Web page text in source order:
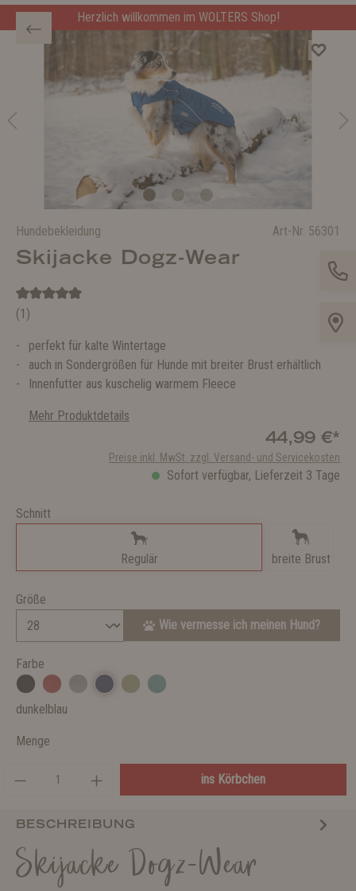
Herzlich willkommen im WOLTERS Shop!
Hundebekleidung Art-Nr. 56301
Skijacke Dogz-Wear
(1)
perfekt für kalte Wintertage
auch in Sondergrößen für Hunde mit breiter Brust erhältlich
Innenfutter aus kuschelig warmem Fleece
Mehr Produktdetails
44,99 €*
Preise inkl. MwSt. zzgl. Versand- und Servicekosten
Sofort verfügbar, Lieferzeit 3 Tage
Schnitt
Regulär breite Brust
Größe
Wie vermesse ich meinen Hund?
Farbe
dunkelblau
Menge
ins Körbchen
BESCHREIBUNG
Skijacke Dogz-Wear